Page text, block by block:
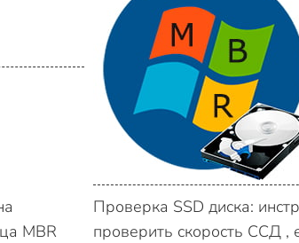
MBR
Проверка SSD диска:
проверить скорость ССД ,